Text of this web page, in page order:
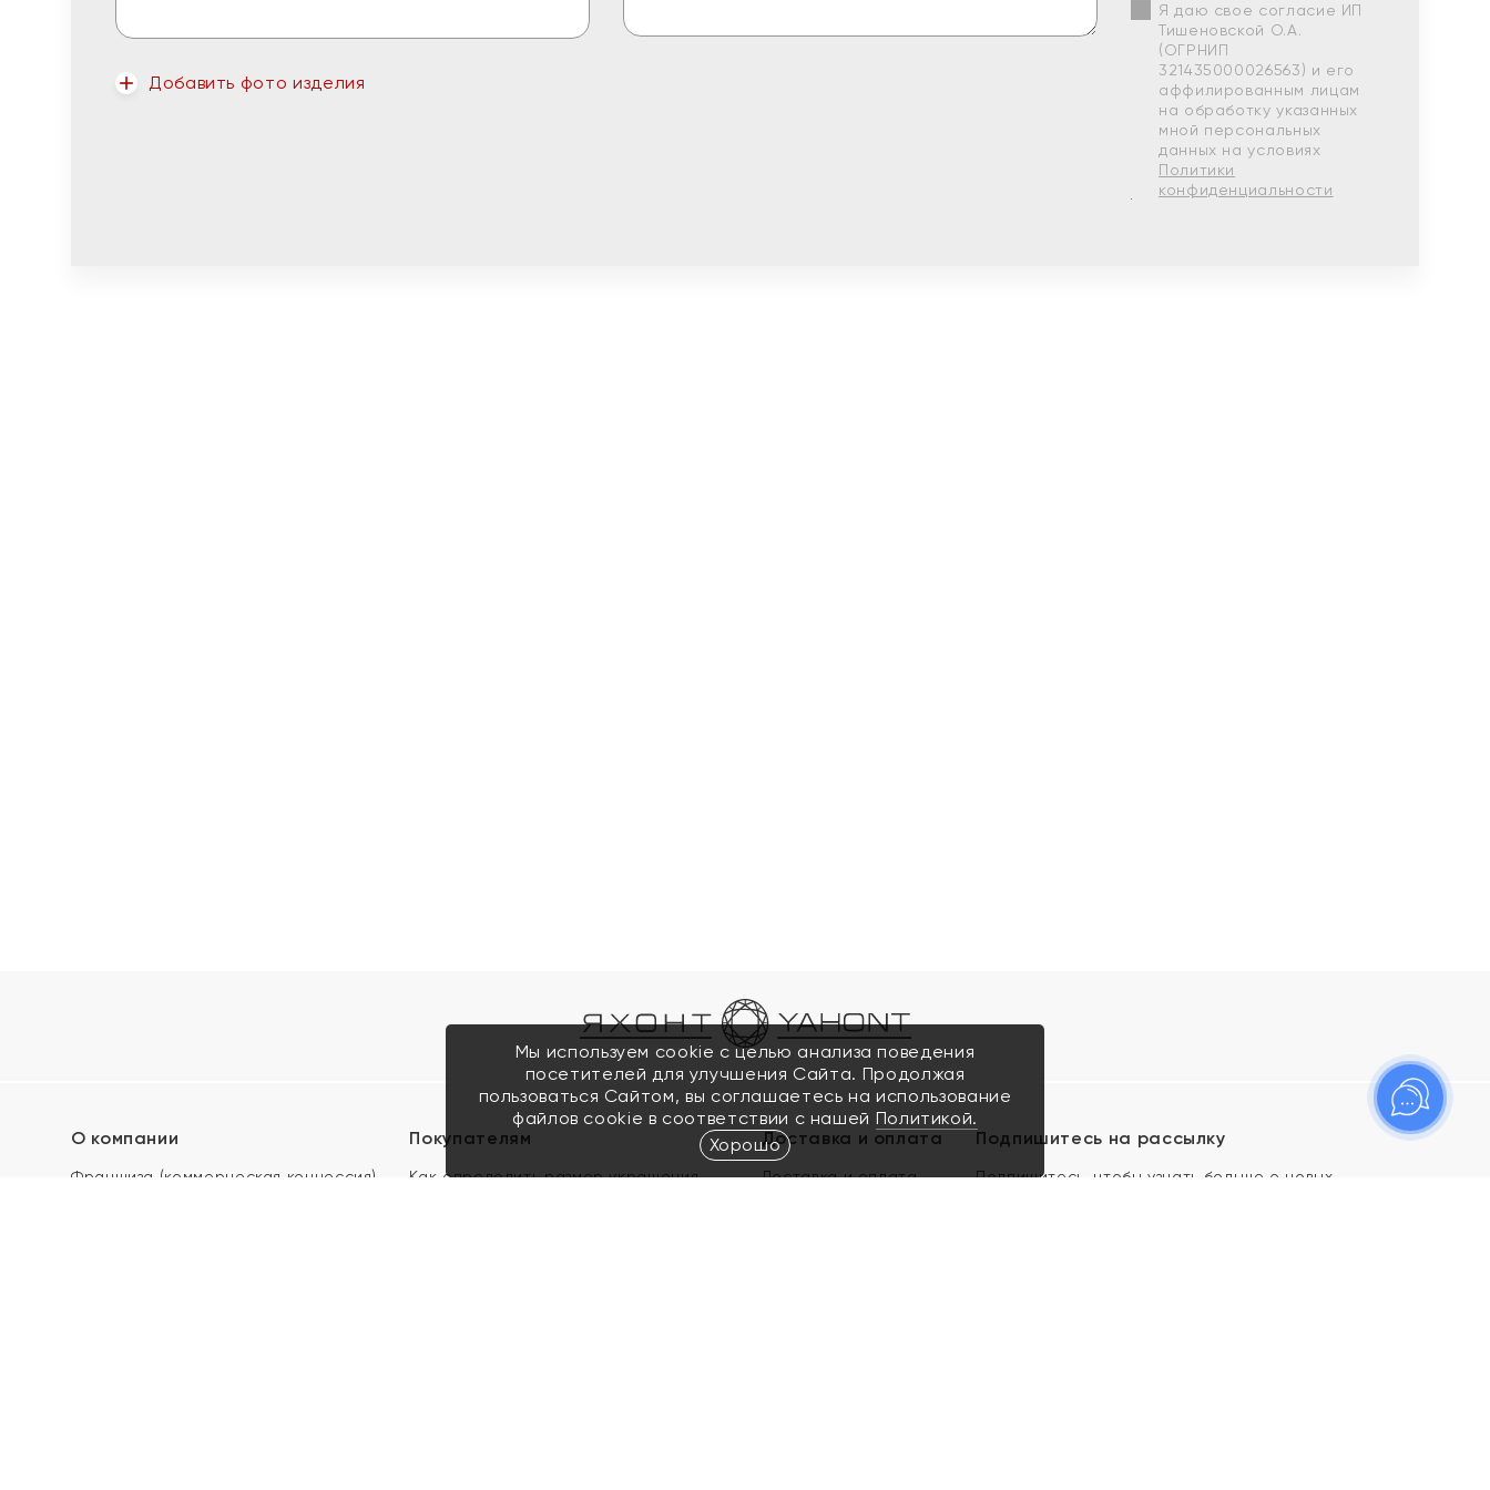
Добавить фото изделия
Я даю свое согласие ИП
Тишеновской О.А.
(ОГРНИП
321435000026563) и его
аффилированным лицам
на обработку указанных
мной персональных
данных на условиях
Политики
конфиденциальности
О компании
Франшиза (коммерческая концессия)
Покупателям
Как определить размер украшения
Доставка и оплата
Доставка и оплата
Подпишитесь на рассылку
Подпишитесь, чтобы узнать больше о новых
Мы используем cookie с целью анализа поведения
посетителей для улучшения Сайта. Продолжая
пользоваться Сайтом, вы соглашаетесь на использование
файлов cookie в соответствии с нашей Политикой.
Хорошо